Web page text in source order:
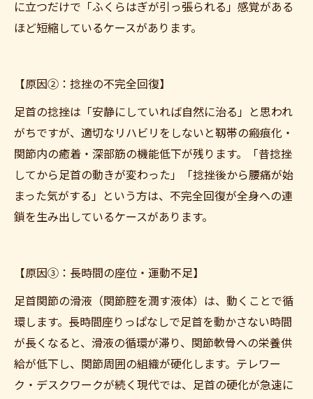
に立つだけで「ふくらはぎが引っ張られる」感覚がある
ほど短縮しているケースがあります。
【原因②：捻挫の不完全回復】
足首の捻挫は「安静にしていれば自然に治る」と思われ
がちですが、適切なリハビリをしないと靱帯の瘢痕化・
関節内の癒着・深部筋の機能低下が残ります。「昔捻挫
してから足首の動きが変わった」「捻挫後から腰痛が始
まった気がする」という方は、不完全回復が全身への連
鎖を生み出しているケースがあります。
【原因③：長時間の座位・運動不足】
足首関節の滑液（関節腔を潤す液体）は、動くことで循
環します。長時間座りっぱなしで足首を動かさない時間
が長くなると、滑液の循環が滞り、関節軟骨への栄養供
給が低下し、関節周囲の組織が硬化します。テレワー
ク・デスクワークが続く現代では、足首の硬化が急速に